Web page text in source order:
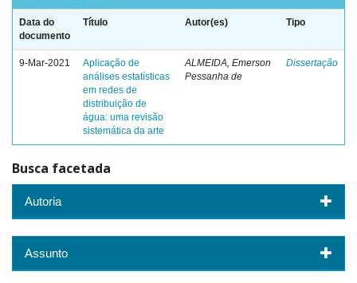
Data do
documento
Título Autor(es) Tipo
9-Mar-2021
Aplicação de
análises estatísticas
em redes de
distribuição de
água: uma revisão
sistemática da arte
ALMEIDA, Emerson
Pessanha de
Dissertação
Busca facetada
Autoria
Assunto